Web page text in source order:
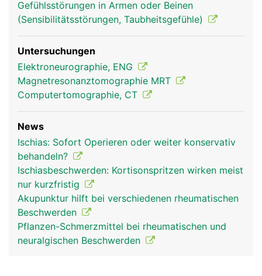
ischiasnerv frau
Gefühlsstörungen in Armen oder Beinen
(Sensibilitätsstörungen, Taubheitsgefühle)
Untersuchungen
Elektroneurographie, ENG
Magnetresonanztomographie MRT
Computertomographie, CT
News
Ischias: Sofort Operieren oder weiter konservativ
behandeln?
Ischiasbeschwerden: Kortisonspritzen wirken meist
nur kurzfristig
Akupunktur hilft bei verschiedenen rheumatischen
Beschwerden
Pflanzen-Schmerzmittel bei rheumatischen und
neuralgischen Beschwerden